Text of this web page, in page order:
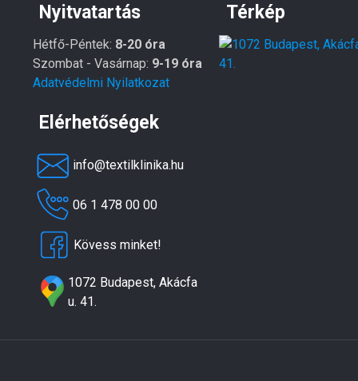
Nyitvatartás
Hétfő-Péntek: 8-20 óra
Szombat - Vasárnap: 9-19 óra
Adatvédelmi Nyilatkozat
Elérhetőségek
info@textilklinika.hu
06 1 478 00 00
Kövess minket!
1072 Budapest, Akácfa
u. 41.
Térkép